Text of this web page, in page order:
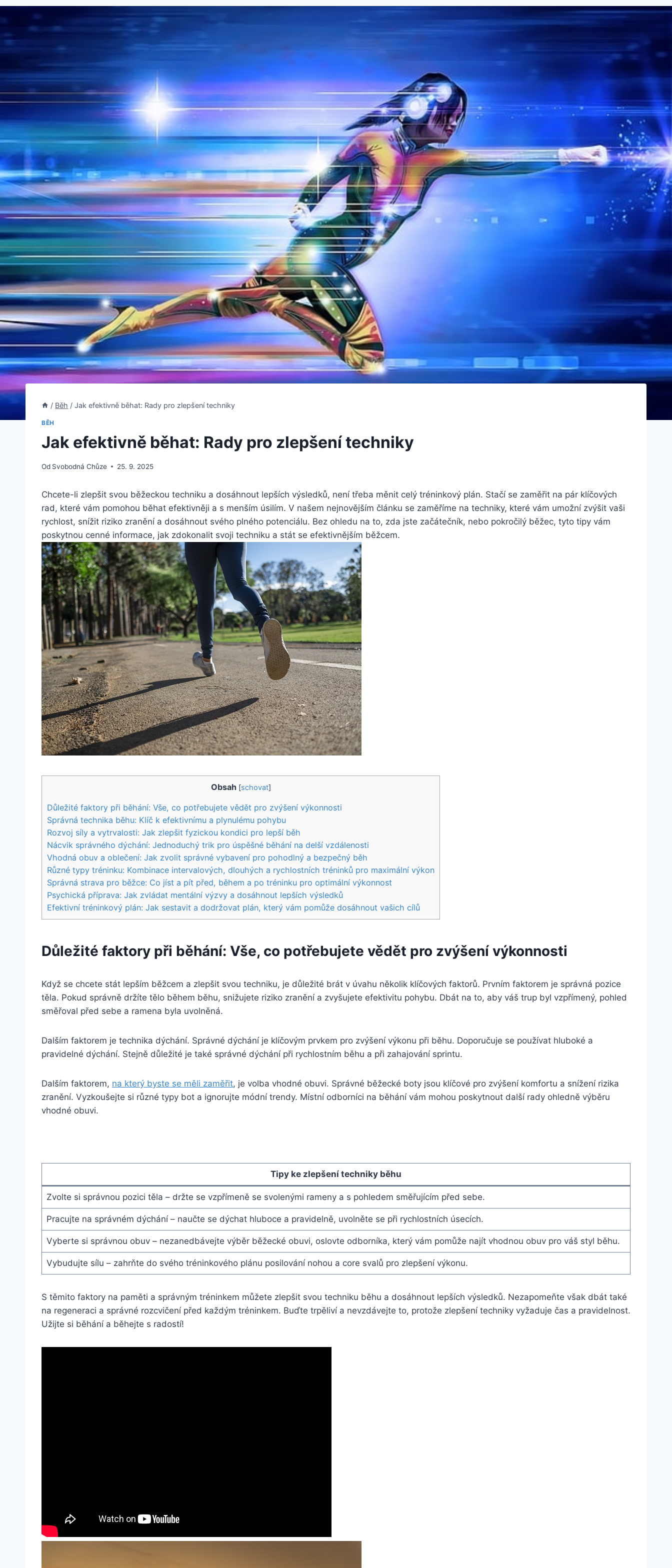
/ Běh / Jak efektivně běhat: Rady pro zlepšení techniky
BĚH
Jak efektivně běhat: Rady pro zlepšení techniky
Od Svobodná Chůze 25. 9. 2025
Chcete-li zlepšit svou běžeckou techniku a dosáhnout lepších výsledků, není třeba měnit celý tréninkový plán. Stačí se zaměřit na pár klíčových
rad, které vám pomohou běhat efektivněji a s menším úsilím. V našem nejnovějším článku se zaměříme na techniky, které vám umožní zvýšit vaši
rychlost, snížit riziko zranění a dosáhnout svého plného potenciálu. Bez ohledu na to, zda jste začátečník, nebo pokročilý běžec, tyto tipy vám
poskytnou cenné informace, jak zdokonalit svoji techniku a stát se efektivnějším běžcem.
Obsah [schovat]
Důležité faktory při běhání: Vše, co potřebujete vědět pro zvýšení výkonnosti
Správná technika běhu: Klíč k efektivnímu a plynulému pohybu
Rozvoj síly a vytrvalosti: Jak zlepšit fyzickou kondici pro lepší běh
Nácvik správného dýchání: Jednoduchý trik pro úspěšné běhání na delší vzdálenosti
Vhodná obuv a oblečení: Jak zvolit správné vybavení pro pohodlný a bezpečný běh
Různé typy tréninku: Kombinace intervalových, dlouhých a rychlostních tréninků pro maximální výkon
Správná strava pro běžce: Co jíst a pít před, během a po tréninku pro optimální výkonnost
Psychická příprava: Jak zvládat mentální výzvy a dosáhnout lepších výsledků
Efektivní tréninkový plán: Jak sestavit a dodržovat plán, který vám pomůže dosáhnout vašich cílů
Důležité faktory při běhání: Vše, co potřebujete vědět pro zvýšení výkonnosti
Když se chcete stát lepším běžcem a zlepšit svou techniku, je důležité brát v úvahu několik klíčových faktorů. Prvním faktorem je správná pozice
těla. Pokud správně držíte tělo během běhu, snižujete riziko zranění a zvyšujete efektivitu pohybu. Dbát na to, aby váš trup byl vzpřímený, pohled
směřoval před sebe a ramena byla uvolněná.
Dalším faktorem je technika dýchání. Správné dýchání je klíčovým prvkem pro zvýšení výkonu při běhu. Doporučuje se používat hluboké a
pravidelné dýchání. Stejně důležité je také správné dýchání při rychlostním běhu a při zahajování sprintu.
Dalším faktorem, na který byste se měli zaměřit, je volba vhodné obuvi. Správné běžecké boty jsou klíčové pro zvýšení komfortu a snížení rizika
zranění. Vyzkoušejte si různé typy bot a ignorujte módní trendy. Místní odborníci na běhání vám mohou poskytnout další rady ohledně výběru
vhodné obuvi.
Tipy ke zlepšení techniky běhu
Zvolte si správnou pozici těla – držte se vzpřímeně se svolenými rameny a s pohledem směřujícím před sebe.
Pracujte na správném dýchání – naučte se dýchat hluboce a pravidelně, uvolněte se při rychlostních úsecích.
Vyberte si správnou obuv – nezanedbávejte výběr běžecké obuvi, oslovte odborníka, který vám pomůže najít vhodnou obuv pro váš styl běhu.
Vybudujte sílu – zahrňte do svého tréninkového plánu posilování nohou a core svalů pro zlepšení výkonu.
S těmito faktory na paměti a správným tréninkem můžete zlepšit svou techniku běhu a dosáhnout lepších výsledků. Nezapomeňte však dbát také
na regeneraci a správné rozcvičení před každým tréninkem. Buďte trpěliví a nevzdávejte to, protože zlepšení techniky vyžaduje čas a pravidelnost.
Užijte si běhání a běhejte s radostí!